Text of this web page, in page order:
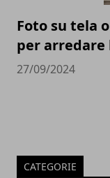
Foto su tela
per arredare
27/09/2024
CATEGORIE